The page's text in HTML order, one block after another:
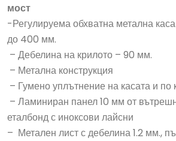
мост
-Регулируема обхватна метална
до 400 мм.
– Дебелина на крилото – 90 мм.
– Метална конструкция
– Гумено уплътнение на касата и по
– Ламиниран панел 10 мм от
еталбонд с иноксови лайсни
– Метален лист с дебелина 1.2 мм.,